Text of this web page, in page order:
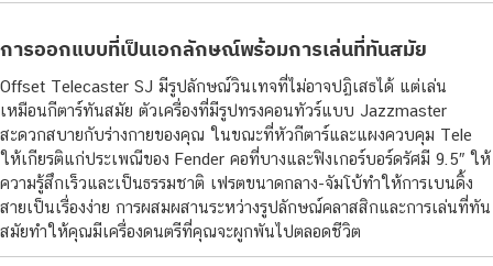
การออกแบบที่เป็นเอกลักษณ์พร้อมการเล่นที่ทันสมัย
Offset Telecaster SJ มีรูปลักษณ์วินเทจที่ไม่อาจปฏิเสธได้ แต่เล่น
เหมือนกีตาร์ทันสมัย ตัวเครื่องที่มีรูปทรงคอนทัวร์แบบ Jazzmaster
สะดวกสบายกับร่างกายของคุณ ในขณะที่หัวกีตาร์และแผงควบคุม Tele
ให้เกียรติแก่ประเพณีของ Fender คอที่บางและฟิงเกอร์บอร์ดรัศมี 9.5″ ให้
ความรู้สึกเร็วและเป็นธรรมชาติ เฟรตขนาดกลาง-จัมโบ้ทำให้การเบนดิ้ง
สายเป็นเรื่องง่าย การผสมผสานระหว่างรูปลักษณ์คลาสสิกและการเล่นที่ทัน
สมัยทำให้คุณมีเครื่องดนตรีที่คุณจะผูกพันไปตลอดชีวิต